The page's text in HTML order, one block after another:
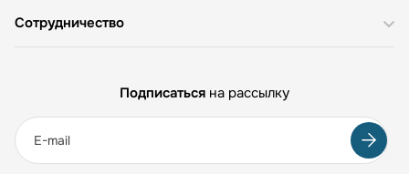
Сотрудничество
Подписаться на рассылку